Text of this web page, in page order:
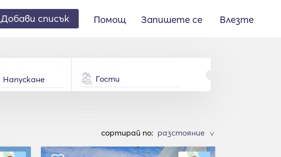
Добави списък Помощ Запишете се Влезте
Гости
cортирай по: >